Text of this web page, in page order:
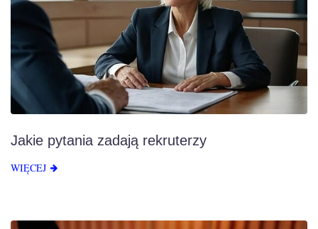
Jakie pytania zadają rekruterzy
WIĘCEJ